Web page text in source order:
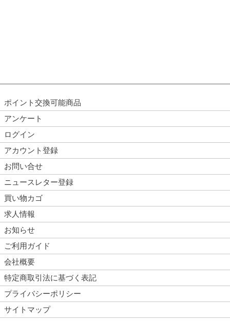
ポイント交換可能商品
アンケート
ログイン
アカウント登録
お問い合せ
ニュースレター登録
買い物カゴ
求人情報
お知らせ
ご利用ガイド
会社概要
特定商取引法に基づく表記
プライバシーポリシー
サイトマップ